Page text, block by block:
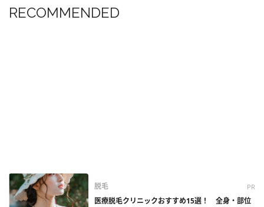
RECOMMENDED
脱毛 PR
医療脱毛クリニックおすすめ15選！ 全身・部位